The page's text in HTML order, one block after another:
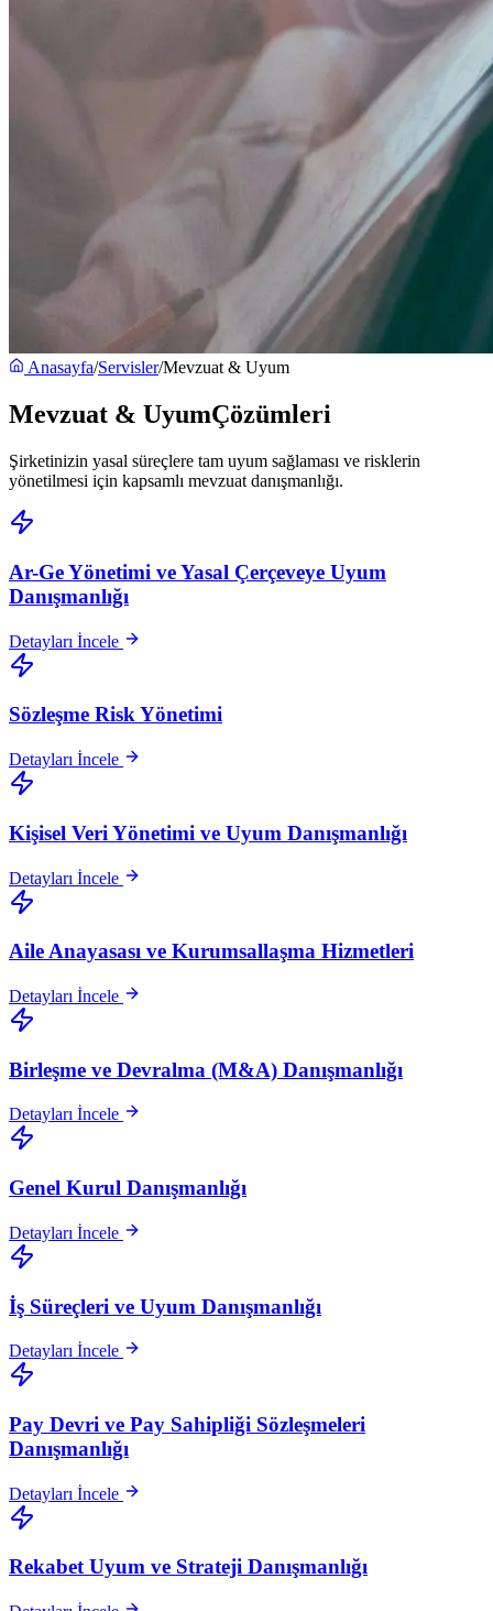
Anasayfa/Servisler/Mevzuat & Uyum
Mevzuat & UyumÇözümleri
Şirketinizin yasal süreçlere tam uyum sağlaması ve risklerin
yönetilmesi için kapsamlı mevzuat danışmanlığı.
Ar-Ge Yönetimi ve Yasal Çerçeveye Uyum
Danışmanlığı
Detayları İncele
Sözleşme Risk Yönetimi
Detayları İncele
Kişisel Veri Yönetimi ve Uyum Danışmanlığı
Detayları İncele
Aile Anayasası ve Kurumsallaşma Hizmetleri
Detayları İncele
Birleşme ve Devralma (M&A) Danışmanlığı
Detayları İncele
Genel Kurul Danışmanlığı
Detayları İncele
İş Süreçleri ve Uyum Danışmanlığı
Detayları İncele
Pay Devri ve Pay Sahipliği Sözleşmeleri
Danışmanlığı
Detayları İncele
Rekabet Uyum ve Strateji Danışmanlığı